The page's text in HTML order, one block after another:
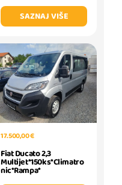
SAZNAJ VIŠE
17.500,00 €
Fiat Ducato 2,3
Multijet*150ks*Climatro
nic*Rampa*